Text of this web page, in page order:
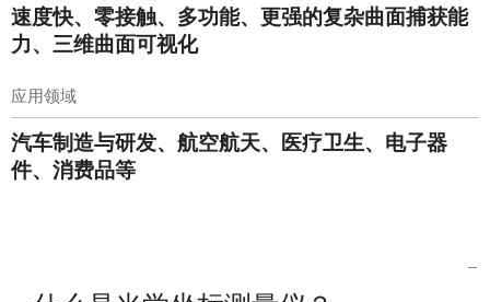
速度快、零接触、多功能、更强的复杂曲面捕获能
力、三维曲面可视化
应用领域
汽车制造与研发、航空航天、医疗卫生、电子器
件、消费品等